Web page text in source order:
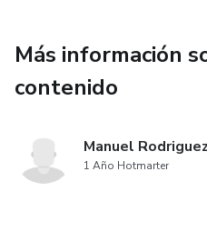
Más información
contenido
Manuel Rodriguez
1 Año Hotmarter